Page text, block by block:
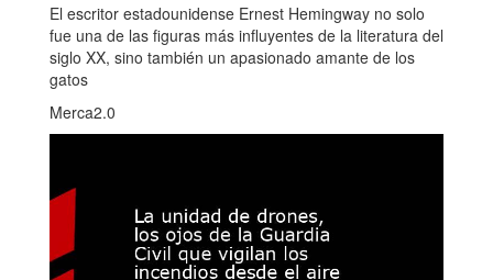
El escritor estadounidense Ernest Hemingway no solo
fue una de las figuras más influyentes de la literatura del
siglo XX, sino también un apasionado amante de los
gatos
Merca2.0